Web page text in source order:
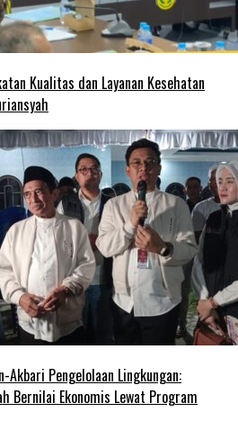
Kualitas dan Layanan Kesehatan
Akbari Pengelolaan Lingkungan:
Bernilai Ekonomis Lewat Program